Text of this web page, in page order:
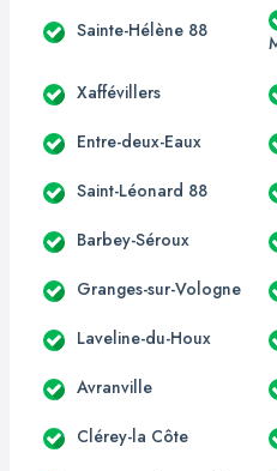
Sainte-Hélène 88
Xaffévillers
Entre-deux-Eaux
Saint-Léonard 88
Barbey-Séroux
Granges-sur-Vologne
Laveline-du-Houx
Avranville
Clérey-la Côte